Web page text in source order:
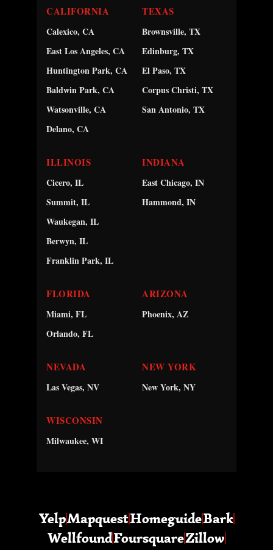
CALIFORNIA
Calexico, CA
East Los Angeles, CA
Huntington Park, CA
Baldwin Park, CA
Watsonville, CA
Delano, CA
TEXAS
Brownsville, TX
Edinburg, TX
El Paso, TX
Corpus Christi, TX
San Antonio, TX
ILLINOIS
Cicero, IL
Summit, IL
Waukegan, IL
Berwyn, IL
Franklin Park, IL
INDIANA
East Chicago, IN
Hammond, IN
FLORIDA
Miami, FL
Orlando, FL
ARIZONA
Phoenix, AZ
NEVADA
Las Vegas, NV
NEW YORK
New York, NY
WISCONSIN
Milwaukee, WI
YelpMapquestHomeguideBark
WellfoundFoursquareZillow